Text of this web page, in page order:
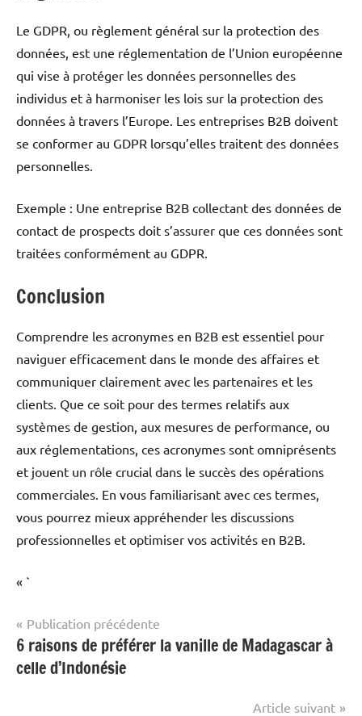
Le GDPR, ou règlement général sur la protection des
données, est une réglementation de l’Union européenne
qui vise à protéger les données personnelles des
individus et à harmoniser les lois sur la protection des
données à travers l’Europe. Les entreprises B2B doivent
se conformer au GDPR lorsqu’elles traitent des données
personnelles.
Exemple : Une entreprise B2B collectant des données de
contact de prospects doit s’assurer que ces données sont
traitées conformément au GDPR.
Conclusion
Comprendre les acronymes en B2B est essentiel pour
naviguer efficacement dans le monde des affaires et
communiquer clairement avec les partenaires et les
clients. Que ce soit pour des termes relatifs aux
systèmes de gestion, aux mesures de performance, ou
aux réglementations, ces acronymes sont omniprésents
et jouent un rôle crucial dans le succès des opérations
commerciales. En vous familiarisant avec ces termes,
vous pourrez mieux appréhender les discussions
professionnelles et optimiser vos activités en B2B.
« `
Entreprise
Navigation
de
l’article
Publication précédente
6 raisons de préférer la vanille de Madagascar à
celle d’Indonésie
Article suivant